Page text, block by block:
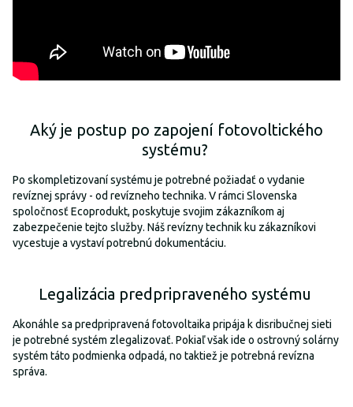
Aký je postup po zapojení fotovoltického
systému?
Po skompletizovaní systému je potrebné požiadať o vydanie
revíznej správy - od revízneho technika. V rámci Slovenska
spoločnosť Ecoprodukt, poskytuje svojim zákazníkom aj
zabezpečenie tejto služby. Náš revízny technik ku zákazníkovi
vycestuje a vystaví potrebnú dokumentáciu.
Legalizácia predpripraveného systému
Akonáhle sa predpripravená fotovoltaika pripája k disribučnej sieti
je potrebné systém zlegalizovať. Pokiaľ však ide o ostrovný solárny
systém táto podmienka odpadá, no taktiež je potrebná revízna
správa.